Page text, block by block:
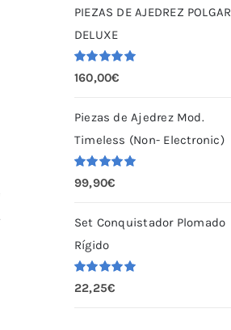
PIEZAS DE AJEDREZ POLGAR
DELUXE
Valorado
con 5.00
160,00€
Piezas de Ajedrez Mod.
Timeless (Non- Electronic)
Valorado
con 5.00
99,90€
Set Conquistador Plomado
Rígido
Valorado
con
5.00
22,25€